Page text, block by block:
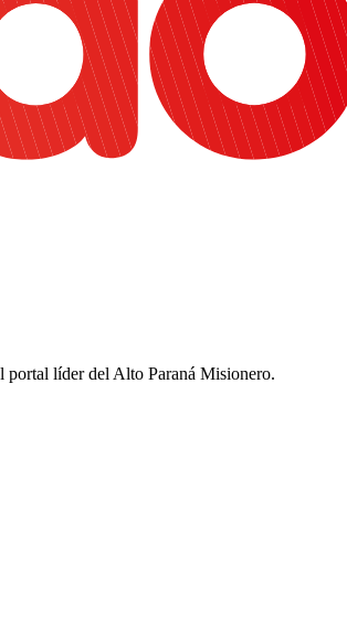
portal líder del Alto Paraná Misionero.